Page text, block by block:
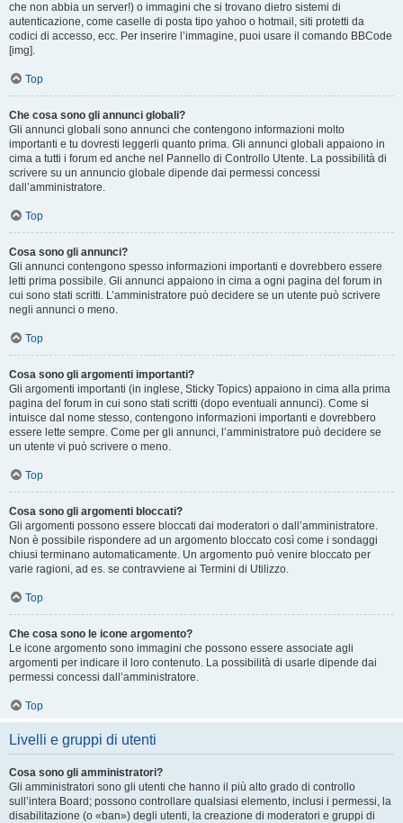
che non abbia un server!) o immagini che si trovano dietro sistemi di
autenticazione, come caselle di posta tipo yahoo o hotmail, siti protetti da
codici di accesso, ecc. Per inserire l’immagine, puoi usare il comando BBCode
[img].
Top
Che cosa sono gli annunci globali?
Gli annunci globali sono annunci che contengono informazioni molto
importanti e tu dovresti leggerli quanto prima. Gli annunci globali appaiono in
cima a tutti i forum ed anche nel Pannello di Controllo Utente. La possibilità di
scrivere su un annuncio globale dipende dai permessi concessi
dall’amministratore.
Top
Cosa sono gli annunci?
Gli annunci contengono spesso informazioni importanti e dovrebbero essere
letti prima possibile. Gli annunci appaiono in cima a ogni pagina del forum in
cui sono stati scritti. L’amministratore può decidere se un utente può scrivere
negli annunci o meno.
Top
Cosa sono gli argomenti importanti?
Gli argomenti importanti (in inglese, Sticky Topics) appaiono in cima alla prima
pagina del forum in cui sono stati scritti (dopo eventuali annunci). Come si
intuisce dal nome stesso, contengono informazioni importanti e dovrebbero
essere lette sempre. Come per gli annunci, l’amministratore può decidere se
un utente vi può scrivere o meno.
Top
Cosa sono gli argomenti bloccati?
Gli argomenti possono essere bloccati dai moderatori o dall’amministratore.
Non è possibile rispondere ad un argomento bloccato così come i sondaggi
chiusi terminano automaticamente. Un argomento può venire bloccato per
varie ragioni, ad es. se contravviene ai Termini di Utilizzo.
Top
Che cosa sono le icone argomento?
Le icone argomento sono immagini che possono essere associate agli
argomenti per indicare il loro contenuto. La possibilità di usarle dipende dai
permessi concessi dall’amministratore.
Top
Livelli e gruppi di utenti
Cosa sono gli amministratori?
Gli amministratori sono gli utenti che hanno il più alto grado di controllo
sull’intera Board; possono controllare qualsiasi elemento, inclusi i permessi, la
disabilitazione (o «ban») degli utenti, la creazione di moderatori e gruppi di